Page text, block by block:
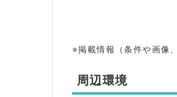
※掲載情報（条件や画像
周辺環境